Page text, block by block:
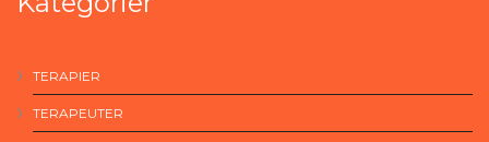
TERAPIER
TERAPEUTER